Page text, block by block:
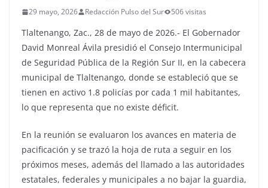
29 mayo, 2026 Redacción Pulso del Sur 506 visitas
Tlaltenango, Zac., 28 de mayo de 2026.- El Gobernador
David Monreal Ávila presidió el Consejo Intermunicipal
de Seguridad Pública de la Región Sur II, en la cabecera
municipal de Tlaltenango, donde se estableció que se
tienen en activo 1.8 policías por cada 1 mil habitantes,
lo que representa que no existe déficit.
En la reunión se evaluaron los avances en materia de
pacificación y se trazó la hoja de ruta a seguir en los
próximos meses, además del llamado a las autoridades
estatales, federales y municipales a no bajar la guardia,